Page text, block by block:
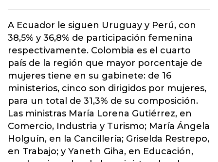
A Ecuador le siguen Uruguay y Perú, con
38,5% y 36,8% de participación femenina
respectivamente. Colombia es el cuarto
país de la región que mayor porcentaje de
mujeres tiene en su gabinete: de 16
ministerios, cinco son dirigidos por mujeres,
para un total de 31,3% de su composición.
Las ministras María Lorena Gutiérrez, en
Comercio, Industria y Turismo; María Ángela
Holguín, en la Cancillería; Griselda Restrepo,
en Trabajo; y Yaneth Giha, en Educación,